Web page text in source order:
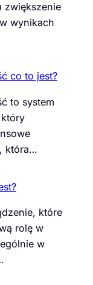
zwiększenie
wynikach
co to jest?
to system
która…
które
rolę w
w